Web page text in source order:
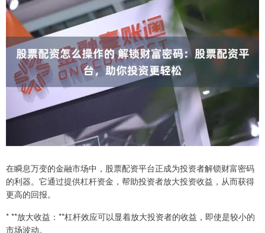
在瞬息万变的金融市场中，股票配资平台正成为投资者解锁财富密码
的利器。它通过提供杠杆资金，帮助投资者放大投资收益，从而获得
更高的回报。
* **放大收益：**杠杆效应可以显着放大投资者的收益，即使是较小的
市场波动。